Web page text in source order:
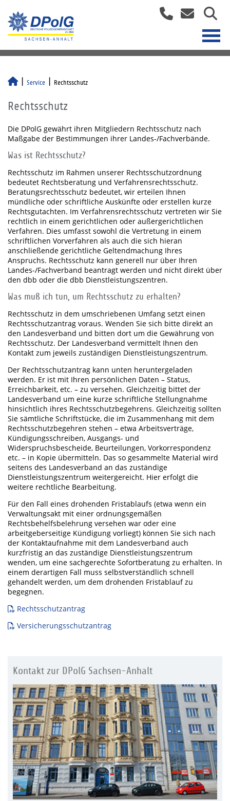
Service Rechtsschutz
Rechtsschutz
Die DPolG gewährt ihren Mitgliedern Rechtsschutz nach
Maßgabe der Bestimmungen ihrer Landes-/Fachverbände.
Was ist Rechtsschutz?
Rechtsschutz im Rahmen unserer Rechtsschutzordnung
bedeutet Rechtsberatung und Verfahrensrechtsschutz.
Beratungsrechtsschutz bedeutet, wir erteilen Ihnen
mündliche oder schriftliche Auskünfte oder erstellen kurze
Rechtsgutachten. Im Verfahrensrechtsschutz vertreten wir Sie
rechtlich in einem gerichtlichen oder außergerichtlichen
Verfahren. Dies umfasst sowohl die Vertretung in einem
schriftlichen Vorverfahren als auch die sich hieran
anschließende gerichtliche Geltendmachung Ihres
Anspruchs. Rechtsschutz kann generell nur über Ihren
Landes-/Fachverband beantragt werden und nicht direkt über
den dbb oder die dbb Dienstleistungszentren.
Was muß ich tun, um Rechtsschutz zu erhalten?
Rechtsschutz in dem umschriebenen Umfang setzt einen
Rechtsschutzantrag voraus. Wenden Sie sich bitte direkt an
den Landesverband und bitten dort um die Gewährung von
Rechtsschutz. Der Landesverband vermittelt Ihnen den
Kontakt zum jeweils zuständigen Dienstleistungszentrum.
Der Rechtsschutzantrag kann unten heruntergeladen
werden. Er ist mit Ihren persönlichen Daten – Status,
Erreichbarkeit, etc. – zu versehen. Gleichzeitig bittet der
Landesverband um eine kurze schriftliche Stellungnahme
hinsichtlich ihres Rechtsschutzbegehrens. Gleichzeitig sollten
Sie sämtliche Schriftstücke, die im Zusammenhang mit dem
Rechtsschutzbegehren stehen – etwa Arbeitsverträge,
Kündigungsschreiben, Ausgangs- und
Widerspruchsbescheide, Beurteilungen, Vorkorrespondenz
etc. – in Kopie übermitteln. Das so gesammelte Material wird
seitens des Landesverband an das zuständige
Dienstleistungszentrum weitergereicht. Hier erfolgt die
weitere rechtliche Bearbeitung.
Für den Fall eines drohenden Fristablaufs (etwa wenn ein
Verwaltungsakt mit einer ordnungsgemäßen
Rechtsbehelfsbelehrung versehen war oder eine
arbeitgeberseitige Kündigung vorliegt) können Sie sich nach
der Kontaktaufnahme mit dem Landesverband auch
kurzfristig an das zuständige Dienstleistungszentrum
wenden, um eine sachgerechte Sofortberatung zu erhalten. In
einem derartigen Fall muss selbstverständlich schnell
gehandelt werden, um dem drohenden Fristablauf zu
begegnen.
Rechtsschutzantrag
Versicherungsschutzantrag
Kontakt zur DPolG Sachsen-Anhalt